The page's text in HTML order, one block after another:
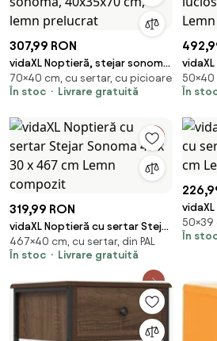
307,99 RON
vidaXL Noptieră, stejar sonoma,
40x35x70 cm, lemn prelucrat
70×40 cm, cu sertar, cu picioare
În stoc
Livrare gratuită
40 x
50×40
În
319,99 RON
vidaXL Noptieră cu sertar Stejar
Sonoma 40 x 30 x 467 cm Lemn
compozit
467×40 cm, cu sertar, din PAL
În stoc
Livrare gratuită
sertar
Lemn
50×39
În